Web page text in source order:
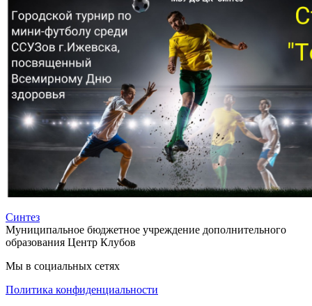
Синтез
Муниципальное бюджетное учреждение дополнительного
образования Центр Клубов
Мы в социальных сетях
Политика конфиденциальности